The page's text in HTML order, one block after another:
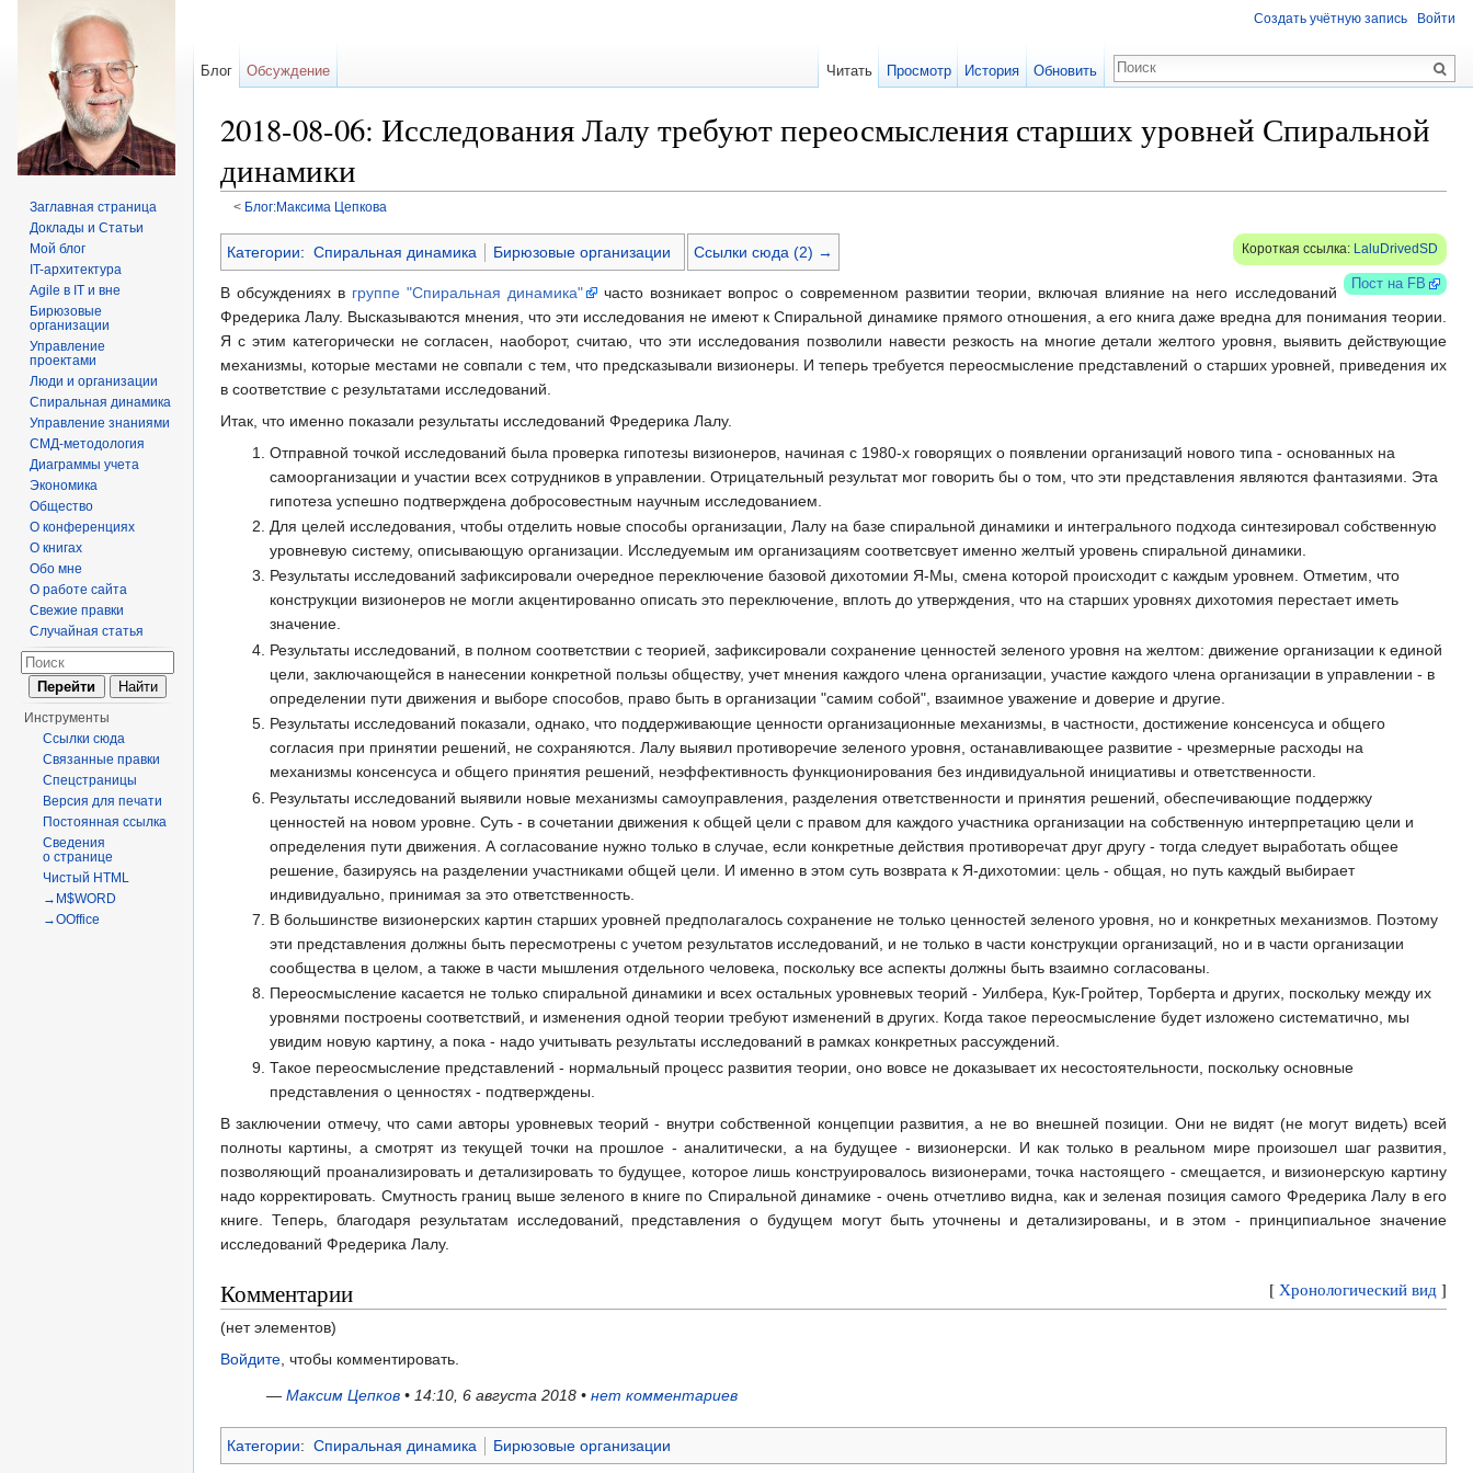
2018-08-06: Исследования Лалу требуют переосмысления старших уровней Спиральной
динамики
< Блог:Максима Цепкова
Категории: Спиральная динамика Бирюзовые организации Короткая ссылка: LaluDrivedSD
Ссылки сюда (2) →
Пост на FB
В обсуждениях в группе "Спиральная динамика"
часто возникает вопрос о современном развитии теории, включая влияние на него исследований
Фредерика Лалу. Высказываются мнения, что эти исследования не имеют к Спиральной динамике прямого отношения, а его книга даже вредна для понимания теории.
Я с этим категорически не согласен, наоборот, считаю, что эти исследования позволили навести резкость на многие детали желтого уровня, выявить действующие
механизмы, которые местами не совпали с тем, что предсказывали визионеры. И теперь требуется переосмысление представлений о старших уровней, приведения их
в соответствие с результатами исследований.
Итак, что именно показали результаты исследований Фредерика Лалу.
Отправной точкой исследований была проверка гипотезы визионеров, начиная с 1980-х говорящих о появлении организаций нового типа - основанных на
самоорганизации и участии всех сотрудников в управлении. Отрицательный результат мог говорить бы о том, что эти представления являются фантазиями. Эта
гипотеза успешно подтверждена добросовестным научным исследованием.
Для целей исследования, чтобы отделить новые способы организации, Лалу на базе спиральной динамики и интегрального подхода синтезировал собственную
уровневую систему, описывающую организации. Исследуемым им организациям соответсвует именно желтый уровень спиральной динамики.
Результаты исследований зафиксировали очередное переключение базовой дихотомии Я-Мы, смена которой происходит с каждым уровнем. Отметим, что
конструкции визионеров не могли акцентированно описать это переключение, вплоть до утверждения, что на старших уровнях дихотомия перестает иметь
значение.
Результаты исследований, в полном соответствии с теорией, зафиксировали сохранение ценностей зеленого уровня на желтом: движение организации к единой
цели, заключающейся в нанесении конкретной пользы обществу, учет мнения каждого члена организации, участие каждого члена организации в управлении - в
определении пути движения и выборе способов, право быть в организации "самим собой", взаимное уважение и доверие и другие.
Результаты исследований показали, однако, что поддерживающие ценности организационные механизмы, в частности, достижение консенсуса и общего
согласия при принятии решений, не сохраняются. Лалу выявил противоречие зеленого уровня, останавливающее развитие - чрезмерные расходы на
механизмы консенсуса и общего принятия решений, неэффективность функционирования без индивидуальной инициативы и ответственности.
Результаты исследований выявили новые механизмы самоуправления, разделения ответственности и принятия решений, обеспечивающие поддержку
ценностей на новом уровне. Суть - в сочетании движения к общей цели с правом для каждого участника организации на собственную интерпретацию цели и
определения пути движения. А согласование нужно только в случае, если конкретные действия противоречат друг другу - тогда следует выработать общее
решение, базируясь на разделении участниками общей цели. И именно в этом суть возврата к Я-дихотомии: цель - общая, но путь каждый выбирает
индивидуально, принимая за это ответственность.
В большинстве визионерских картин старших уровней предполагалось сохранение не только ценностей зеленого уровня, но и конкретных механизмов. Поэтому
эти представления должны быть пересмотрены с учетом результатов исследований, и не только в части конструкции организаций, но и в части организации
сообщества в целом, а также в части мышления отдельного человека, поскольку все аспекты должны быть взаимно согласованы.
Переосмысление касается не только спиральной динамики и всех остальных уровневых теорий - Уилбера, Кук-Гройтер, Торберта и других, поскольку между их
уровнями построены соответствий, и изменения одной теории требуют изменений в других. Когда такое переосмысление будет изложено систематично, мы
увидим новую картину, а пока - надо учитывать результаты исследований в рамках конкретных рассуждений.
Такое переосмысление представлений - нормальный процесс развития теории, оно вовсе не доказывает их несостоятельности, поскольку основные
представления о ценностях - подтверждены.
В заключении отмечу, что сами авторы уровневых теорий - внутри собственной концепции развития, а не во внешней позиции. Они не видят (не могут видеть) всей
полноты картины, а смотрят из текущей точки на прошлое - аналитически, а на будущее - визионерски. И как только в реальном мире произошел шаг развития,
позволяющий проанализировать и детализировать то будущее, которое лишь конструировалось визионерами, точка настоящего - смещается, и визионерскую картину
надо корректировать. Смутность границ выше зеленого в книге по Спиральной динамике - очень отчетливо видна, как и зеленая позиция самого Фредерика Лалу в его
книге. Теперь, благодаря результатам исследований, представления о будущем могут быть уточнены и детализированы, и в этом - принципиальное значение
исследований Фредерика Лалу.
[ Хронологический вид ]
Комментарии
(нет элементов)
Войдите , чтобы комментировать.
— Максим Цепков • 14:10, 6 августа 2018 • нет комментариев
Категории: Спиральная динамика Бирюзовые организации
Создать учётную запись Войти
Блог Обсуждение Читать Просмотр История Обновить
Заглавная страница
Доклады и Статьи
Мой блог
IT-архитектура
Agile в IT и вне
Бирюзовые
организации
Управление
проектами
Люди и организации
Спиральная динамика
Управление знаниями
СМД-методология
Диаграммы учета
Экономика
Общество
О конференциях
О книгах
Обо мне
О работе сайта
Свежие правки
Случайная статья
Инструменты
Ссылки сюда
Связанные правки
Спецстраницы
Версия для печати
Постоянная ссылка
Сведения
о странице
Чистый HTML
→M$WORD
→OOffice